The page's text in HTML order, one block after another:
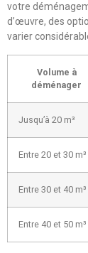
votre
d’œuvre, des
varier
Volume à
déménager
Jusqu’à 20 m³
Entre 20 et 30 m³
Entre 30 et 40 m³
Entre 40 et 50 m³